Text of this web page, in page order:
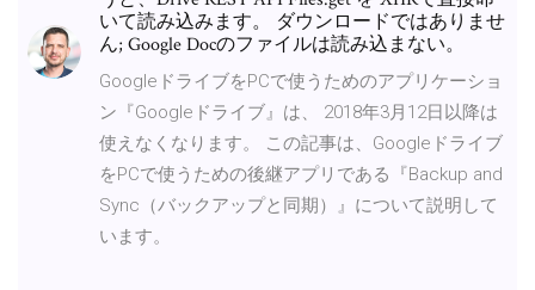
いて読み込みます。 ダウンロードではありませ
ん; Google Docのファイルは読み込まない。
GoogleドライブをPCで使うためのアプリケーショ
ン『Googleドライブ』は、 2018年3月12日以降は
使えなくなります。 この記事は、Googleドライブ
をPCで使うための後継アプリである『Backup and
Sync（バックアップと同期）』について説明して
います。